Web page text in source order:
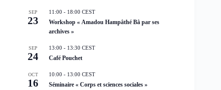
n
SEP
23
11:00 - 18:00 CEST
Workshop « Amadou Hampâthé Bâ par ses
archives »
SEP
24
13:00 - 13:30 CEST
Café Pouchet
OCT
16
10:00 - 13:00 CEST
Séminaire « Corps et sciences sociales »